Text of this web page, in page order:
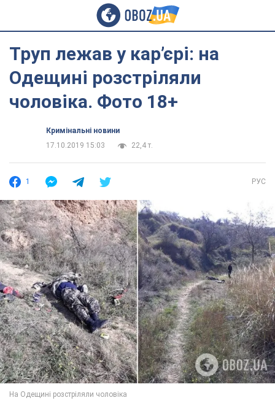
Труп лежав у кар’єрі: на
Одещині розстріляли
чоловіка. Фото 18+
Кримінальні новини
17.10.2019 15:03
22,4 т.
1 РУС